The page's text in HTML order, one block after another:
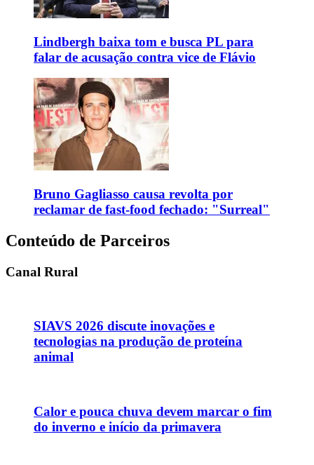
Lindbergh baixa tom e busca PL para
falar de acusação contra vice de Flávio
Bruno Gagliasso causa revolta por
reclamar de fast-food fechado: "Surreal"
Conteúdo de Parceiros
Canal Rural
SIAVS 2026 discute inovações e
tecnologias na produção de proteína
animal
Calor e pouca chuva devem marcar o fim
do inverno e início da primavera